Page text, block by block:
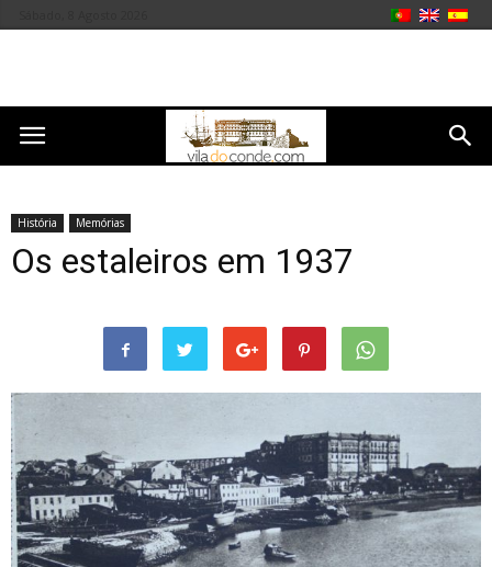
História Memórias
Os estaleiros em 1937